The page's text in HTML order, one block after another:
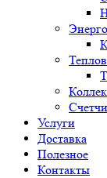
Услуги
Доставка
Полезное
Контакты